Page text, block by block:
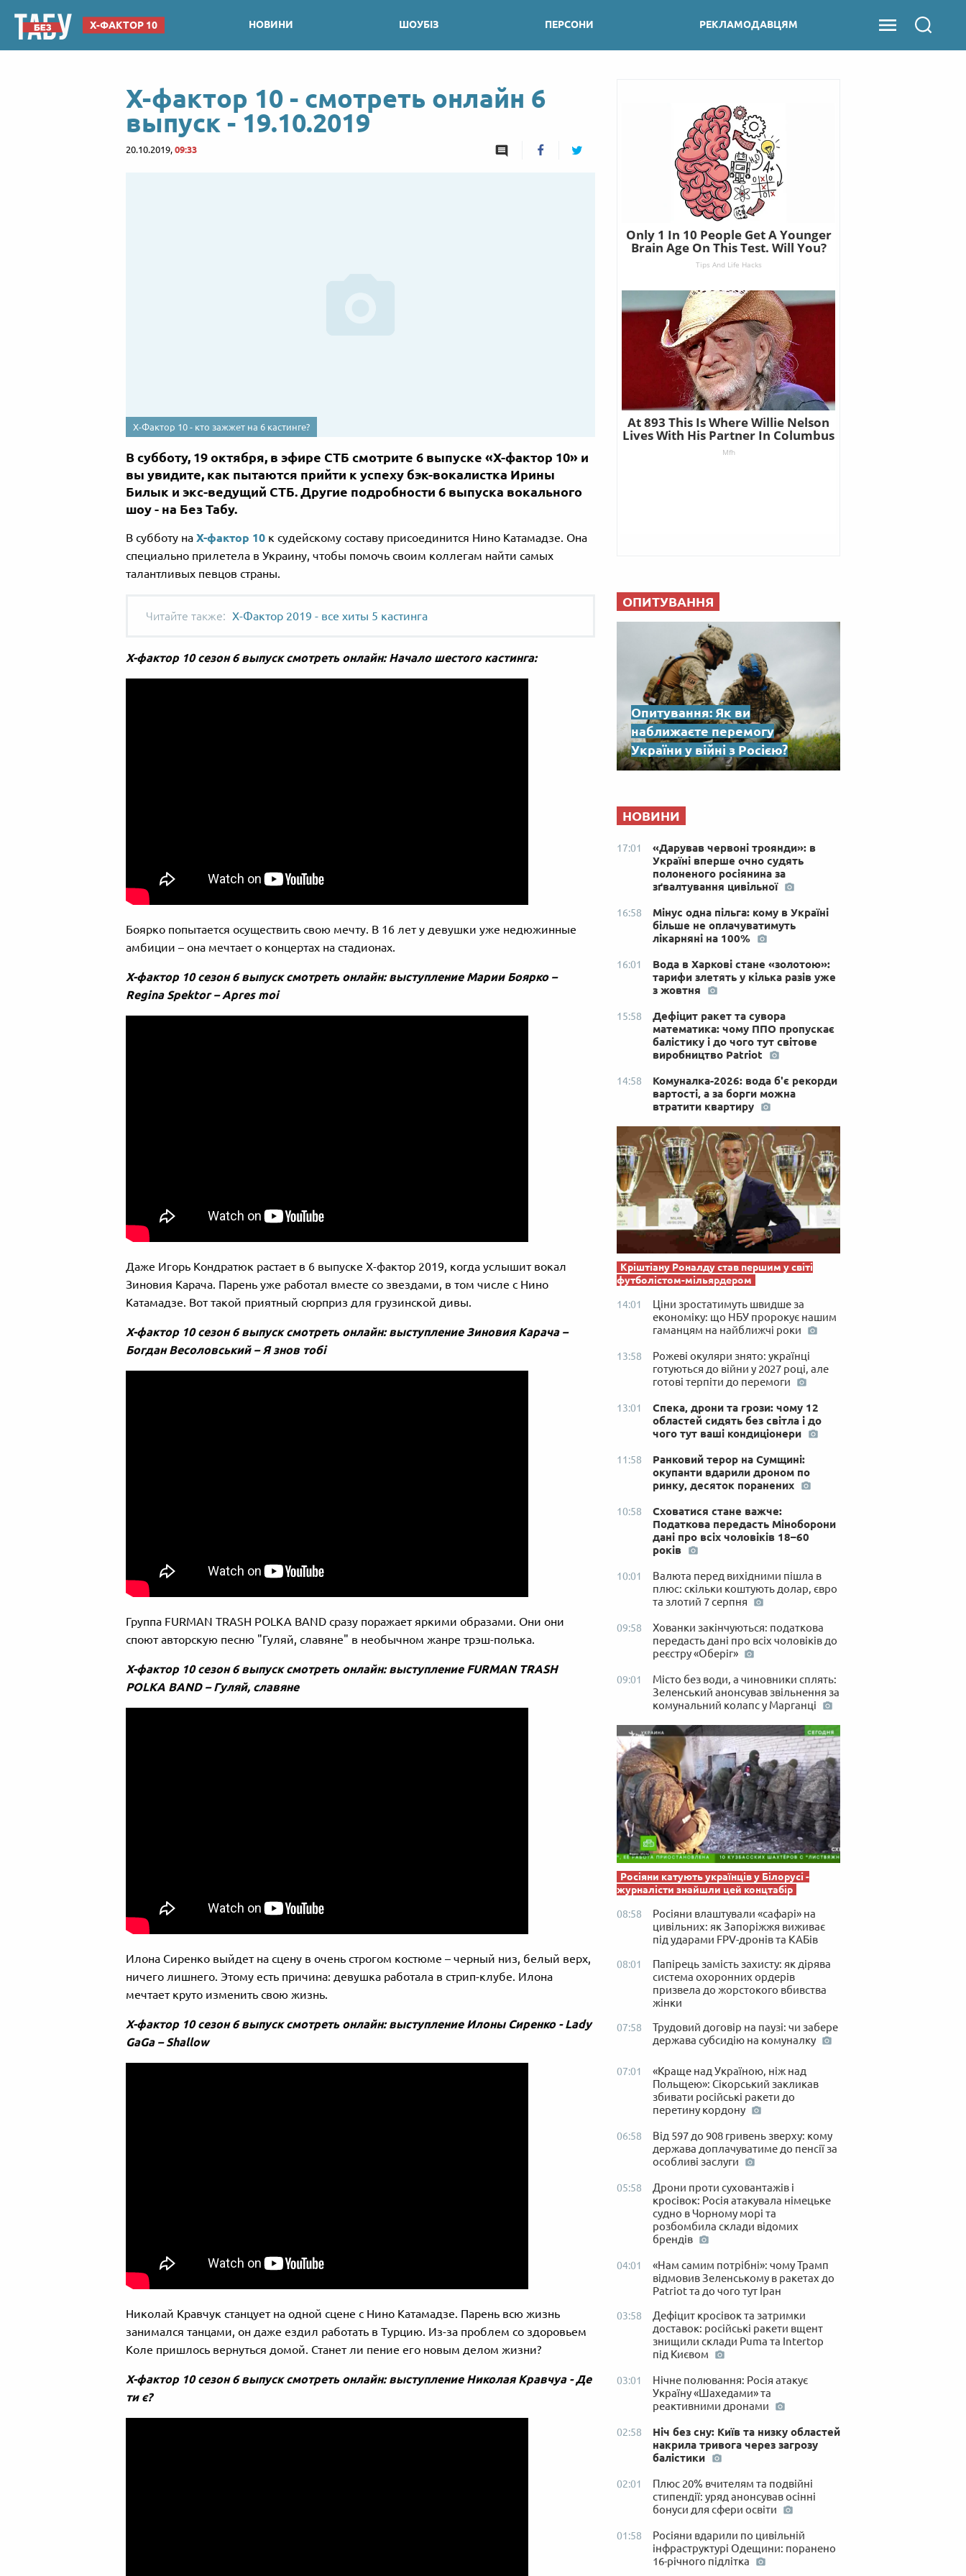
Х-ФАКТОР 10 НОВИНИ ШОУБІЗ ПЕРСОНИ РЕКЛАМОДАВЦЯМ
Х-фактор 10 - смотреть онлайн 6
выпуск - 19.10.2019
20.10.2019, 09:33
Х-Фактор 10 - кто зажжет на 6 кастинге?
В субботу, 19 октября, в эфире СТБ смотрите 6 выпуске «Х-фактор 10» и
вы увидите, как пытаются прийти к успеху бэк-вокалистка Ирины
Билык и экс-ведущий СТБ. Другие подробности 6 выпуска вокального
шоу - на Без Табу.
В субботу на Х-фактор 10 к судейскому составу присоединится Нино Катамадзе. Она
специально прилетела в Украину, чтобы помочь своим коллегам найти самых
талантливых певцов страны.
Х-Фактор 2019 - все хиты 5 кастинга
Х-фактор 10 сезон 6 выпуск смотреть онлайн: Начало шестого кастинга:
Боярко попытается осуществить свою мечту. В 16 лет у девушки уже недюжинные
амбиции – она мечтает о концертах на стадионах.
Х-фактор 10 сезон 6 выпуск смотреть онлайн: выступление Марии Боярко –
Regina Spektor – Apres moi
Даже Игорь Кондратюк растает в 6 выпуске Х-фактор 2019, когда услышит вокал
Зиновия Карача. Парень уже работал вместе со звездами, в том числе с Нино
Катамадзе. Вот такой приятный сюрприз для грузинской дивы.
Х-фактор 10 сезон 6 выпуск смотреть онлайн: выступление Зиновия Карача –
Богдан Весоловський – Я знов тобі
Группа FURMAN TRASH POLKA BAND сразу поражает яркими образами. Они они
споют авторскую песню "Гуляй, славяне" в необычном жанре трэш-полька.
Х-фактор 10 сезон 6 выпуск смотреть онлайн: выступление FURMAN TRASH
POLKA BAND – Гуляй, славяне
Илона Сиренко выйдет на сцену в очень строгом костюме – черный низ, белый верх,
ничего лишнего. Этому есть причина: девушка работала в стрип-клубе. Илона
мечтает круто изменить свою жизнь.
Х-фактор 10 сезон 6 выпуск смотреть онлайн: выступление Илоны Сиренко - Lady
GaGa – Shallow
Николай Кравчук станцует на одной сцене с Нино Катамадзе. Парень всю жизнь
занимался танцами, он даже ездил работать в Турцию. Из-за проблем со здоровьем
Коле пришлось вернуться домой. Станет ли пение его новым делом жизни?
Х-фактор 10 сезон 6 выпуск смотреть онлайн: выступление Николая Кравчуа - Де
ти є?
ОПИТУВАННЯ
Опитування: Як ви
наближаєте перемогу
України у війні з Росією?
НОВИНИ
17:01
«Дарував червоні троянди»: в
Україні вперше очно судять
полоненого росіянина за
зґвалтування цивільної
16:58
Мінус одна пільга: кому в Україні
більше не оплачуватимуть
лікарняні на 100%
16:01
Вода в Харкові стане «золотою»:
тарифи злетять у кілька разів уже
з жовтня
15:58
Дефіцит ракет та сувора
математика: чому ППО пропускає
балістику і до чого тут світове
виробництво Patriot
14:58
Комуналка-2026: вода б'є рекорди
вартості, а за борги можна
втратити квартиру
Кріштіану Роналду став першим у світі
футболістом-мільярдером
14:01
Ціни зростатимуть швидше за
економіку: що НБУ пророкує нашим
гаманцям на найближчі роки
13:58
Рожеві окуляри знято: українці
готуються до війни у 2027 році, але
готові терпіти до перемоги
13:01
Спека, дрони та грози: чому 12
областей сидять без світла і до
чого тут ваші кондиціонери
11:58
Ранковий терор на Сумщині:
окупанти вдарили дроном по
ринку, десяток поранених
10:58
Сховатися стане важче:
Податкова передасть Міноборони
дані про всіх чоловіків 18–60
років
10:01
Валюта перед вихідними пішла в
плюс: скільки коштують долар, євро
та злотий 7 серпня
09:58
Хованки закінчуються: податкова
передасть дані про всіх чоловіків до
реєстру «Оберіг»
09:01
Місто без води, а чиновники сплять:
Зеленський анонсував звільнення за
комунальний колапс у Марганці
Росіяни катують українців у Білорусі -
журналісти знайшли цей концтабір
08:58
Росіяни влаштували «сафарі» на
цивільних: як Запоріжжя виживає
під ударами FPV-дронів та КАБів
08:01
Папірець замість захисту: як дірява
система охоронних ордерів
призвела до жорстокого вбивства
жінки
07:58
Трудовий договір на паузі: чи забере
держава субсидію на комуналку
07:01
«Краще над Україною, ніж над
Польщею»: Сікорський закликав
збивати російські ракети до
перетину кордону
06:58
Від 597 до 908 гривень зверху: кому
держава доплачуватиме до пенсії за
особливі заслуги
05:58
Дрони проти суховантажів і
кросівок: Росія атакувала німецьке
судно в Чорному морі та
розбомбила склади відомих
брендів
04:01
«Нам самим потрібні»: чому Трамп
відмовив Зеленському в ракетах до
Patriot та до чого тут Іран
03:58
Дефіцит кросівок та затримки
доставок: російські ракети вщент
знищили склади Puma та Intertop
під Києвом
03:01
Нічне полювання: Росія атакує
Україну «Шахедами» та
реактивними дронами
02:58
Ніч без сну: Київ та низку областей
накрила тривога через загрозу
балістики
02:01
Плюс 20% вчителям та подвійні
стипендії: уряд анонсував осінні
бонуси для сфери освіти
01:58
Росіяни вдарили по цивільній
інфраструктурі Одещини: поранено
16-річного підлітка